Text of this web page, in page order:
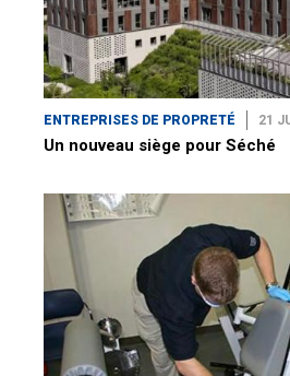
ENTREPRISES DE PROPRETÉ 21
Un nouveau siège pour Séché